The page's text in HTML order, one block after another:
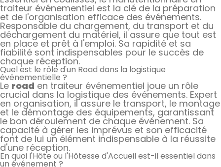
traiteur événementiel est la clé de la préparation
et de l'organisation efficace des événements.
Responsable du chargement, du transport et du
déchargement du matériel, il assure que tout est
en place et prêt à l'emploi. Sa rapidité et sa
fiabilité sont indispensables pour le succès de
chaque réception.
Quel est le rôle d'un Road dans la logistique
événementielle ?
Le road en traiteur événementiel joue un rôle
crucial dans la logistique des événements. Expert
en organisation, il assure le transport, le montage
et le démontage des équipements, garantissant
le bon déroulement de chaque événement. Sa
capacité à gérer les imprévus et son efficacité
font de lui un élément indispensable à la réussite
d'une réception.
En quoi l'Hôte ou l'Hôtesse d'Accueil est-il essentiel dans
un événement ?